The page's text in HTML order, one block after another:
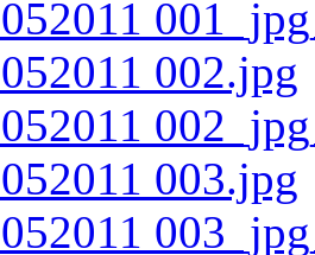
002.jpg
003.jpg